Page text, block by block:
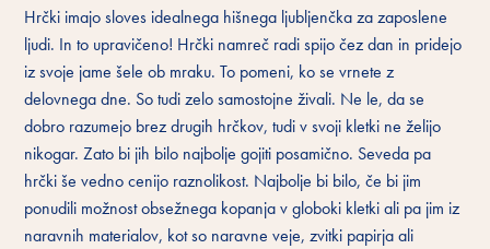
Hrčki imajo sloves idealnega hišnega ljubljenčka za zaposlene
ljudi. In to upravičeno! Hrčki namreč radi spijo čez dan in pridejo
iz svoje jame šele ob mraku. To pomeni, ko se vrnete z
delovnega dne. So tudi zelo samostojne živali. Ne le, da se
dobro razumejo brez drugih hrčkov, tudi v svoji kletki ne želijo
nikogar. Zato bi jih bilo najbolje gojiti posamično. Seveda pa
hrčki še vedno cenijo raznolikost. Najbolje bi bilo, če bi jim
ponudili možnost obsežnega kopanja v globoki kletki ali pa jim iz
naravnih materialov, kot so naravne veje, zvitki papirja ali